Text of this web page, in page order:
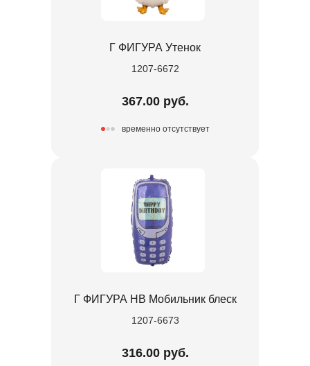
Г ФИГУРА Утенок
1207-6672
367.00 руб.
временно отсутствует
Г ФИГУРА HB Мобильник блеск
1207-6673
316.00 руб.